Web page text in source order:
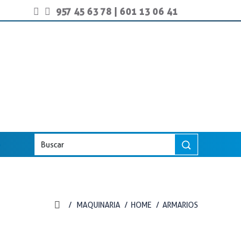
957 45 63 78 601 13 06 41
MAQUINARIA HOME ARMARIOS